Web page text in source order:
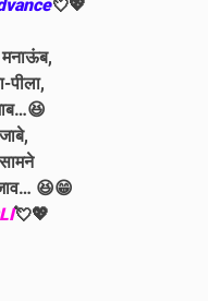
💘💖
मनाऊंब,
😆
😆😁
💘💖